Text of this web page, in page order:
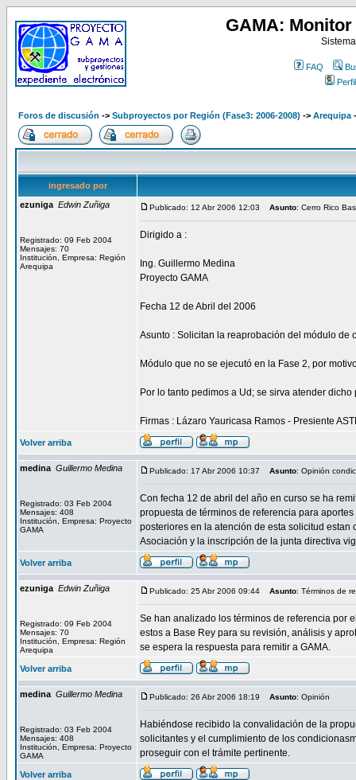
GAMA:
FAQ
Perfil
Foros de discusión -> Subproyectos por Región (Fase3: 2006-2008) -> Arequipa
ingresado por
ezuniga Edwin Zuñiga
Registrado: 09 Feb 2004
Mensajes: 70
Institución, Empresa: Región
Arequipa
Publicado: 12 Abr 2006 12:03 Asunto: Cerro Rico
Dirigido a :
Ing. Guillermo Medina
Proyecto GAMA
Fecha 12 de Abril del 2006
Asunto : Solicitan la reaprobación del módulo de
Módulo que no se ejecutó en la Fase 2, por
Por lo tanto pedimos a Ud; se sirva atender
Firmas : Lázaro Yauricasa Ramos - Presiente
Volver arriba
medina Guillermo Medina
Registrado: 03 Feb 2004
Mensajes: 408
Institución, Empresa: Proyecto
GAMA
Publicado: 17 Abr 2006 10:37 Asunto: Opinión
Con fecha 12 de abril del año en curso se ha
propuesta de términos de referencia para
posteriores en la atención de esta solicitud
Asociación y la inscripción de la junta directiva
Volver arriba
ezuniga Edwin Zuñiga
Registrado: 09 Feb 2004
Mensajes: 70
Institución, Empresa: Región
Arequipa
Publicado: 25 Abr 2006 09:44 Asunto: Términos de
Se han analizado los términos de referencia por
estos a Base Rey para su revisión, análisis y
se espera la respuesta para remitir a GAMA.
Volver arriba
medina Guillermo Medina
Registrado: 03 Feb 2004
Mensajes: 408
Institución, Empresa: Proyecto
GAMA
Publicado: 26 Abr 2006 18:19 Asunto: Opinión
Habiéndose recibido la convalidación de la
solicitantes y el cumplimiento de los
proseguir con el trámite pertinente.
Volver arriba